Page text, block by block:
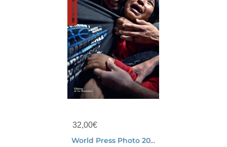
32,00€
World Press Photo 2026